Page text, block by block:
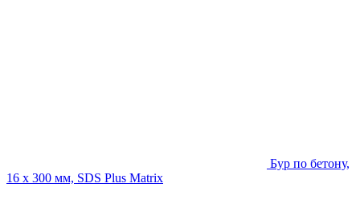
Бур по бетону,
16 х 300 мм, SDS Plus Matrix